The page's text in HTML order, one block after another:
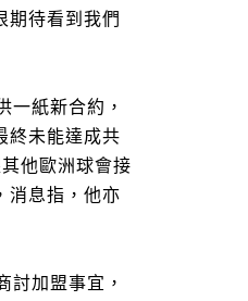
期待看到我們
一紙新合約，
終未能達成共
他歐洲球會接
消息指，他亦
討加盟事宜，